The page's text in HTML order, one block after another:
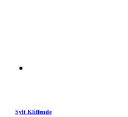
Sylt Kliffende